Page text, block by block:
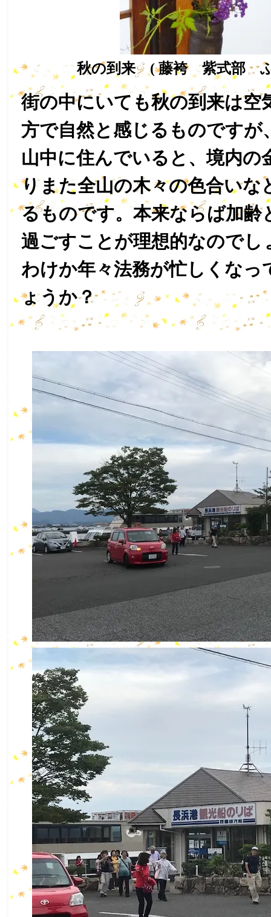
秋の到来 ( 藤袴 紫式部 ふ
街の中にいても秋の到来は空
方で自然と感じるものですが
山中に住んでいると、境内の
りまた全山の木々の色合いな
るものです。本来ならば加齢
過ごすことが理想的なのでし
わけか年々法務が忙しくなっ
ょうか？